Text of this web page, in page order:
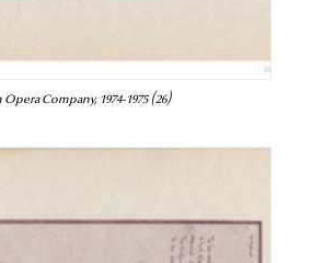
Company, 1974-1975 (26)